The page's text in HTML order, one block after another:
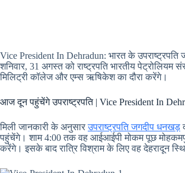
Vice President In Dehradun: भारत के
शनिवार, 31 अगस्त को राष्ट्रपति भारतीय पेट्रोलियम
मिलिट्री कॉलेज और एम्स ऋषिकेश का दौरा करेंगे।
आज दून पहुंचेंगे उपराष्ट्रपति | Vice President In
मिली जानकारी के अनुसारउपराष्ट्रपति जगदीप धनखड़
पहुंचेंगे। शाम 4:00 तक वह आईआईपी मोकम पूछ
करेंगे। इसके बाद रात्रि विश्राम के लिए वह देहरादून